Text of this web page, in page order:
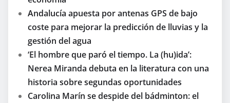
Andalucía apuesta por antenas GPS de bajo
coste para mejorar la predicción de lluvias y la
gestión del agua
‘El hombre que paró el tiempo. La (hu)ida’:
Nerea Miranda debuta en la literatura con una
historia sobre segundas oportunidades
Carolina Marín se despide del bádminton: el